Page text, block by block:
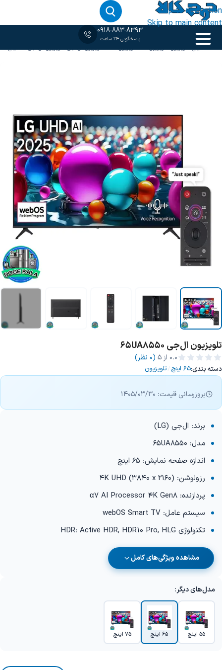
Skip to navigation
Skip to main content
0918-883-8393
پاسخگویی 24 ساعت
خانه‹65 اینچ /تلویزیون/تلویزیون 4K /تلویزیون LED /تلویزیون ال جی/تلویزیون ال جی 65 اینچ
تلویزیون ال‌جی 65UA8550
0.0 از ۵ (0 نظر)
دسته بندی:65 اینچ /تلویزیون
بروزرسانی قیمت: 1405/03/30
برند: ال‌جی (LG)
مدل: 65UA8550
اندازه صفحه نمایش: 65 اینچ
رزولوشن: 4K UHD (3840 x 2160)
پردازنده: α7 AI Processor 4K Gen8
سیستم عامل: webOS Smart TV
تکنولوژی HDR: Active HDR, HDR10 Pro, HLG
مشاهده ویژگی‌های کامل
مدل‌های دیگر:
55 اینچ 65 اینچ 75 اینچ